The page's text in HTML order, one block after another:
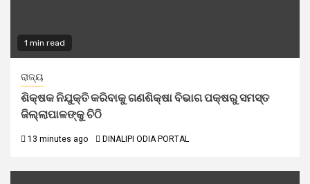
1 min read
ରାଜ୍ୟ
ଶିକ୍ଷକ ନିଯୁକ୍ତି କରିବାକୁ ଗଣଶିକ୍ଷା ବିଭାଗ ପକ୍ଷରୁ ସମସ୍ତ
ଜିଲ୍ଲାପାଳଙ୍କୁ ଚିଠି
13 minutes ago DINALIPI ODIA PORTAL